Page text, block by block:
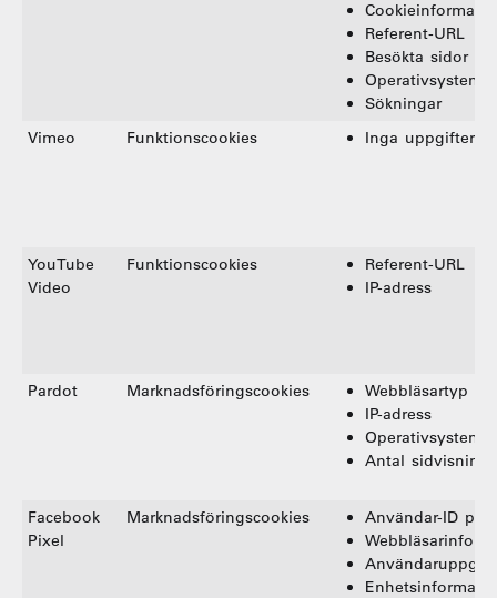
Referent-URL
Besökta sidor
Operativsystem
Sökningar
Vimeo
Funktionscookies Inga uppgifter
YouTube
Video
Funktionscookies
Referent-URL
IP-adress
Pardot Marknadsföringscookies
Webbläsartyp
IP-adress
Operativsystem
Antal
Facebook
Pixel
Marknadsföringscookies
Användar-ID på